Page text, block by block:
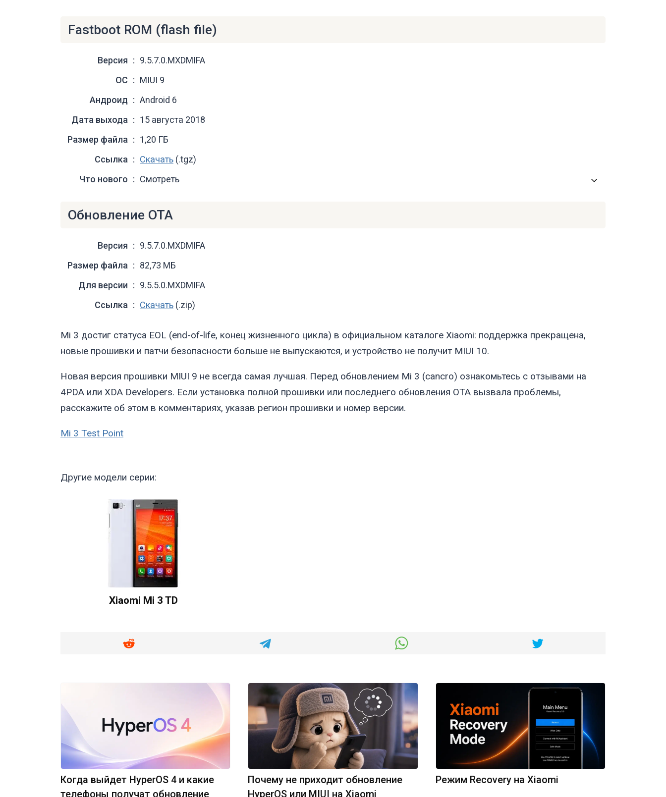
Fastboot ROM (flash file)
Версия
9.5.7.0.MXDMIFA
ОС
MIUI 9
Андроид
Android 6
Дата выхода
15 августа 2018
Размер файла
1,20 ГБ
Ссылка
Скачать (.tgz)
Что нового
Смотреть
Обновление OTA
Версия
9.5.7.0.MXDMIFA
Размер файла
82,73 МБ
Для версии
9.5.5.0.MXDMIFA
Ссылка
Скачать (.zip)
Mi 3 достиг статуса EOL (end-of-life, конец жизненного цикла) в официальном каталоге Xiaomi: поддержка прекращена,
новые прошивки и патчи безопасности больше не выпускаются, и устройство не получит MIUI 10.
Новая версия прошивки MIUI 9 не всегда самая лучшая. Перед обновлением Mi 3 (cancro) ознакомьтесь с отзывами на
4PDA или XDA Developers. Если установка полной прошивки или последнего обновления OTA вызвала проблемы,
расскажите об этом в комментариях, указав регион прошивки и номер версии.
Mi 3 Test Point
Другие модели серии:
Xiaomi Mi 3 TD
Когда выйдет HyperOS 4 и какие
телефоны получат обновление
Почему не приходит обновление
HyperOS или MIUI на Xiaomi
Режим Recovery на Xiaomi